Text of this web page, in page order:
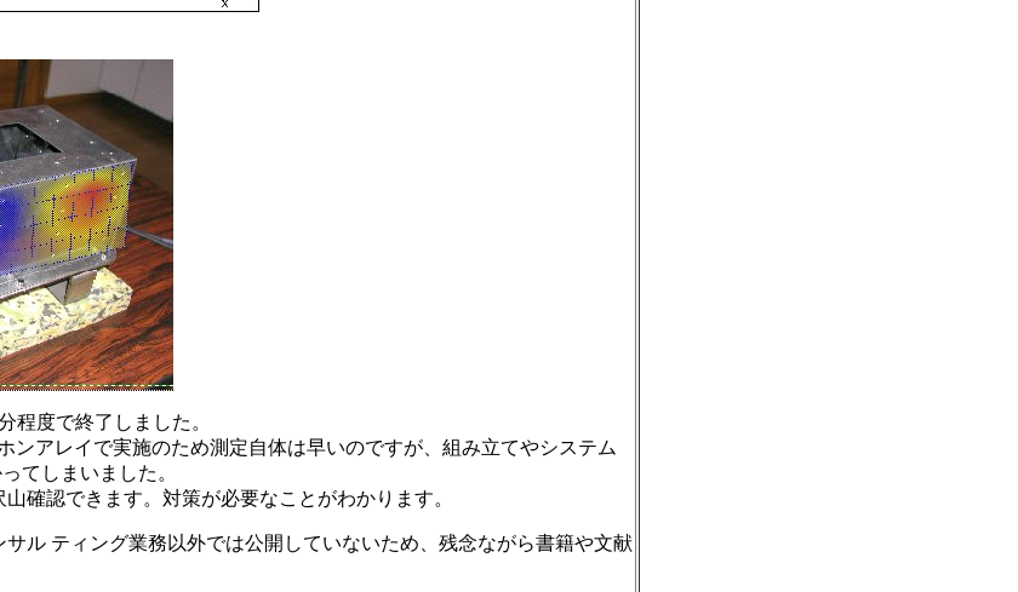
程度で終了しました。
ンアレイで実施のため測定自体は早いのですが、組み立てやシステム
てしまいました。
確認できます。対策が必要なことがわかります。
ル ティング業務以外では公開していないため、残念ながら書籍や文献